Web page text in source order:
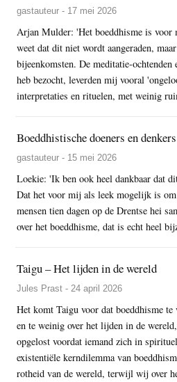
gastauteur - 17 mei 2026
Arjan Mulder: 'Het boeddhisme is
weet dat dit niet wordt aangeraden,
bijeenkomsten. De meditatie-
heb bezocht, leverden mij vooral
interpretaties en rituelen, met weinig
Boeddhistische doeners en
gastauteur - 15 mei 2026
Loekie: 'Ik ben ook heel dankbaar dat
Dat het voor mij als leek mogelijk is
mensen tien dagen op de Drentse hei
over het boeddhisme, dat is echt heel
Taigu – Het lijden in de wereld
Jules Prast - 24 april 2026
Het komt Taigu voor dat boeddhisme te
en te weinig over het lijden in de
opgelost voordat iemand zich in
existentiële kerndilemma van
rotheid van de wereld, terwijl wij over